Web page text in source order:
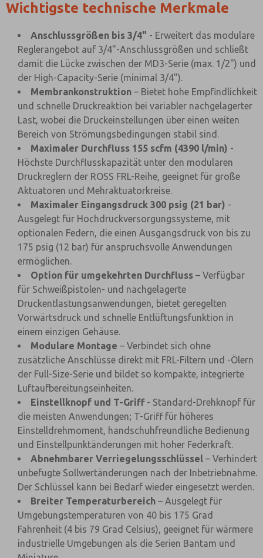
Wichtigste technische Merkmale
Anschlussgrößen bis 3/4" - Erweitert das modulare
Reglerangebot auf 3/4"-Anschlussgrößen und schließt
damit die Lücke zwischen der MD3-Serie (max. 1/2") und
der High-Capacity-Serie (minimal 3/4").
Membrankonstruktion – Bietet hohe Empfindlichkeit
und schnelle Druckreaktion bei variabler nachgelagerter
Last, wobei die Druckeinstellungen über einen weiten
Bereich von Strömungsbedingungen stabil sind.
Maximaler Durchfluss 155 scfm (4390 l/min) -
Höchste Durchflusskapazität unter den modularen
Druckreglern der ROSS FRL-Reihe, geeignet für große
Aktuatoren und Mehraktuatorkreise.
Maximaler Eingangsdruck 300 psig (21 bar) -
Ausgelegt für Hochdruckversorgungssysteme, mit
optionalen Federn, die einen Ausgangsdruck von bis zu
175 psig (12 bar) für anspruchsvolle Anwendungen
ermöglichen.
Option für umgekehrten Durchfluss – Verfügbar
für Schweißpistolen- und nachgelagerte
Druckentlastungsanwendungen, bietet geregelten
Vorwärtsdruck und schnelle Entlüftungsfunktion in
einem einzigen Gehäuse.
Modulare Montage – Verbindet sich ohne
zusätzliche Anschlüsse direkt mit FRL-Filtern und -Ölern
der Full-Size-Serie und bildet so kompakte, integrierte
Luftaufbereitungseinheiten.
Einstellknopf und T-Griff- Standard-Drehknopf für
die meisten Anwendungen; T-Griff für höheres
Einstelldrehmoment, handschuhfreundliche Bedienung
und Einstellpunktänderungen mit hoher Federkraft.
Abnehmbarer Verriegelungsschlüssel – Verhindert
unbefugte Sollwertänderungen nach der Inbetriebnahme.
Der Schlüssel kann bei Bedarf wieder eingesetzt werden.
Breiter Temperaturbereich – Ausgelegt für
Umgebungstemperaturen von 40 bis 175 Grad
Fahrenheit (4 bis 79 Grad Celsius), geeignet für wärmere
industrielle Umgebungen als die Serien Bantam und